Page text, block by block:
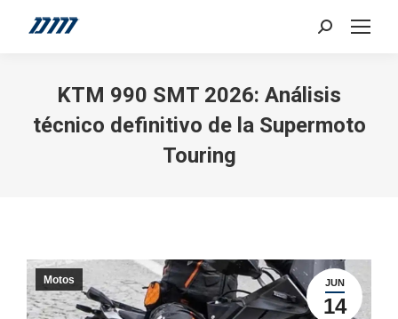
Search:
KTM 990 SMT 2026: Análisis
técnico definitivo de la Supermoto
Touring
JUN
14
Motos